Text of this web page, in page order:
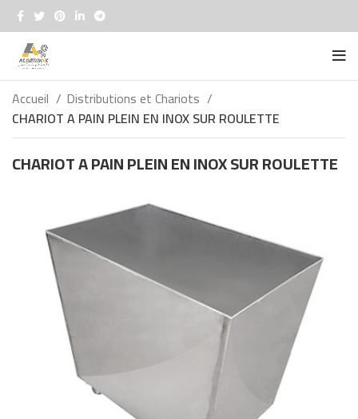
Accueil
Distributions et Chariots
CHARIOT A PAIN PLEIN EN INOX SUR ROULETTE
CHARIOT A PAIN PLEIN EN INOX SUR ROULETTE